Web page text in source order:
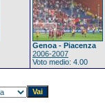
Genoa - Piacenza
2006-2007
Voto medio: 4.00